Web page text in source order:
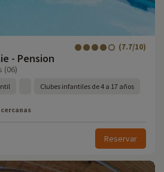
- Pension
(7.7/10)
(06)
Clubes infantiles de 4 a 17 años
Reservar